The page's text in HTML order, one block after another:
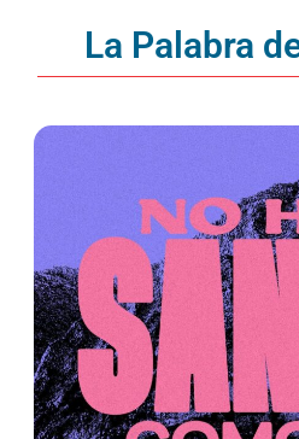
La Palabra